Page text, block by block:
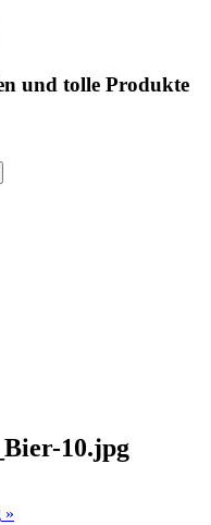
und tolle Produkte
10.jpg
»